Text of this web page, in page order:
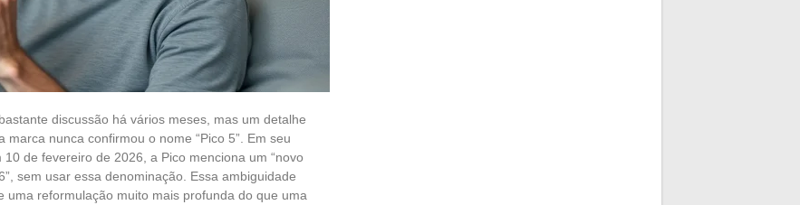
discussão há vários meses, mas um detalhe
nunca confirmou o nome “Pico 5”. Em seu
de fevereiro de 2026, a Pico menciona um “novo
sem usar essa denominação. Essa ambiguidade
uma reformulação muito mais profunda do que uma